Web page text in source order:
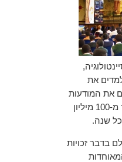
את
את המודעות
אליהן, ומגיעים ליותר מ-100 מיליון
שנה.
בדבר זכויות